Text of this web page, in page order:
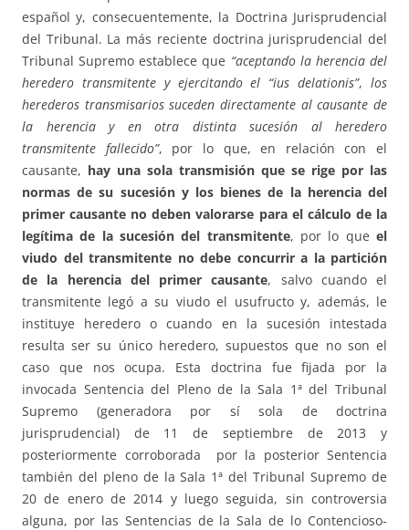
español y, consecuentemente, la Doctrina Jurisprudencial
del Tribunal. La más reciente doctrina jurisprudencial del
Tribunal Supremo establece que “aceptando la herencia del
heredero transmitente y ejercitando el “ius delationis”,los
herederos transmisarios suceden directamente al causante de
la herencia y en otra distinta sucesión al heredero
transmitente fallecido”, por lo que, en relación con el
causante, hay una sola transmisión que se rige por las
normas de su sucesión y los bienes de la herencia del
primer causante no deben valorarse para el cálculo de la
legítima de la sucesión del transmitente, por lo queel
viudo del transmitente no debe concurrir a la partición
de la herencia del primer causante, salvo cuando el
transmitente legó a su viudo el usufructo y, además, le
instituye heredero o cuando en la sucesión intestada
resulta ser su único heredero, supuestos que no son el
caso que nos ocupa. Esta doctrina fue fijada por la
invocada Sentencia del Pleno de la Sala 1ª del Tribunal
Supremo (generadora por sí sola de doctrina
jurisprudencial) de 11 de septiembre de 2013 y
posteriormente corroborada por la posterior Sentencia
también del pleno de la Sala 1ª del Tribunal Supremo de
20 de enero de 2014 y luego seguida, sin controversia
alguna, por las Sentencias de la Sala de lo Contencioso-